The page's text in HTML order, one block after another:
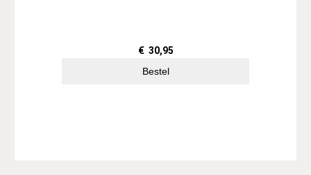
€ 30,95
Bestel